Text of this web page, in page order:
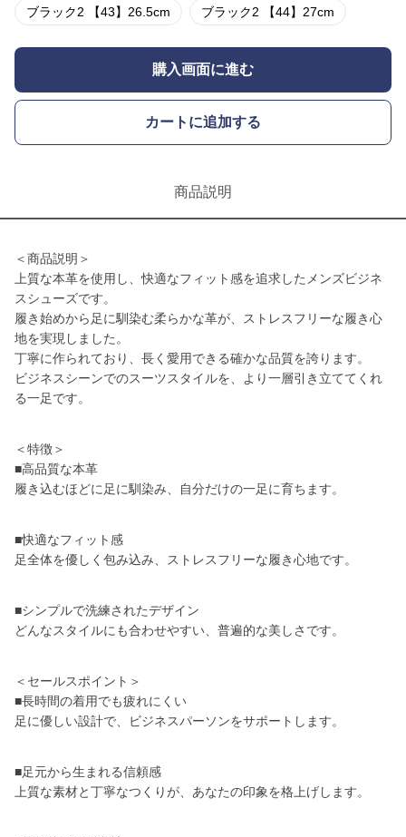
ブラック2 【43】26.5cm ブラック2 【44】27cm
購入画面に進む
カートに追加する
商品説明
＜商品説明＞
上質な本革を使用し、快適なフィット感を追求したメンズビジネ
スシューズです。
履き始めから足に馴染む柔らかな革が、ストレスフリーな履き心
地を実現しました。
丁寧に作られており、長く愛用できる確かな品質を誇ります。
ビジネスシーンでのスーツスタイルを、より一層引き立ててくれ
る一足です。
＜特徴＞
■高品質な本革
履き込むほどに足に馴染み、自分だけの一足に育ちます。
■快適なフィット感
足全体を優しく包み込み、ストレスフリーな履き心地です。
■シンプルで洗練されたデザイン
どんなスタイルにも合わせやすい、普遍的な美しさです。
＜セールスポイント＞
■長時間の着用でも疲れにくい
足に優しい設計で、ビジネスパーソンをサポートします。
■足元から生まれる信頼感
上質な素材と丁寧なつくりが、あなたの印象を格上げします。